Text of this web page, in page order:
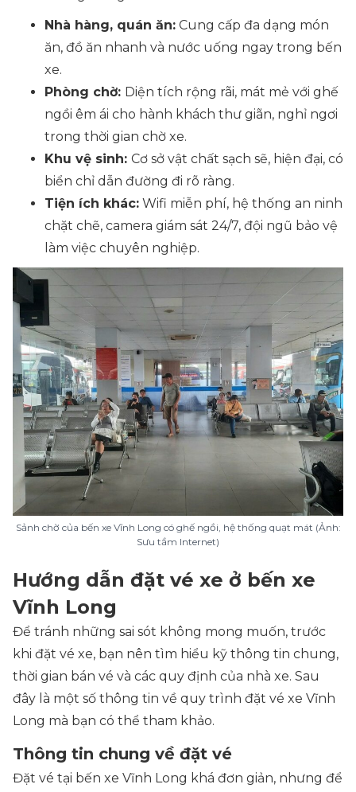
Nhà hàng, quán ăn: Cung cấp đa dạng món
ăn, đồ ăn nhanh và nước uống ngay trong bến
xe.
Phòng chờ: Diện tích rộng rãi, mát mẻ với ghế
ngồi êm ái cho hành khách thư giãn, nghỉ ngơi
trong thời gian chờ xe.
Khu vệ sinh: Cơ sở vật chất sạch sẽ, hiện đại, có
biển chỉ dẫn đường đi rõ ràng.
Tiện ích khác: Wifi miễn phí, hệ thống an ninh
chặt chẽ, camera giám sát 24/7, đội ngũ bảo vệ
làm việc chuyên nghiệp.
Sảnh chờ của bến xe Vĩnh Long có ghế ngồi, hệ thống quạt mát (Ảnh:
Sưu tầm Internet)
Hướng dẫn đặt vé xe ở bến xe
Vĩnh Long
Để tránh những sai sót không mong muốn, trước
khi đặt vé xe, bạn nên tìm hiểu kỹ thông tin chung,
thời gian bán vé và các quy định của nhà xe. Sau
đây là một số thông tin về quy trình đặt vé xe Vĩnh
Long mà bạn có thể tham khảo.
Thông tin chung về đặt vé
Đặt vé tại bến xe Vĩnh Long khá đơn giản, nhưng để